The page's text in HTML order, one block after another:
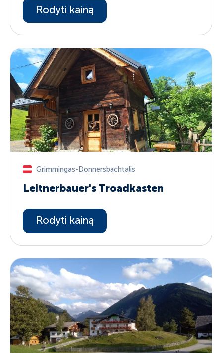
Rodyti kainą
Grimmingas-Donnersbachtalis
Leitnerbauer's Troadkasten
Rodyti kainą